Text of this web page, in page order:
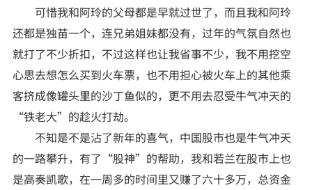
正妹文学
家庭乱伦
可惜我和阿玲的父母都是早就过世了，而且我和阿玲
还都是独苗一个，连兄弟姐妹都没有，过年的气氛自然也
就打了不少折扣，不过这样也让我省事不少，我不用挖空
心思去想怎么买到火车票，也不用担心被火车上的其他乘
客挤成像罐头里的沙丁鱼似的，更不用去忍受牛气冲天的
“铁老大”的趁火打劫。
不知是不是沾了新年的喜气，中国股市也是牛气冲天
的一路攀升，有了“股神”的帮助，我和若兰在股市上也
是高奏凯歌，在一周多的时间里又赚了六十多万，总资金